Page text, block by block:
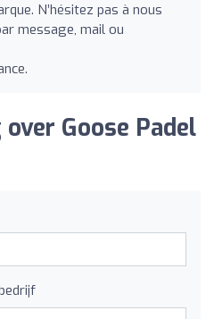
N’hésitez pas à nous
message, mail ou
Goose Padel